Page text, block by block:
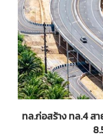
ทล.ก่อสร้าง ทล.4 ส